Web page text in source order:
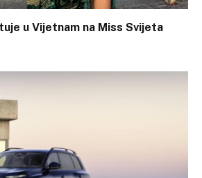
u Vijetnam na Miss Svijeta